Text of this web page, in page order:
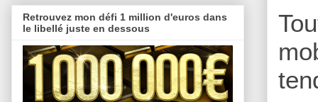
Retrouvez mon défi 1 million d'euros dans
le libellé juste en dessous